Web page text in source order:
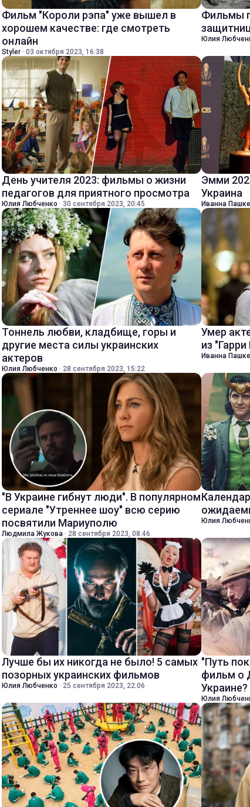
Фильм "Короли рэпа" уже вышел в
хорошем качестве: где смотреть
онлайн
Styler · 03 октября 2023, 16:38
Фильмы
Юлия
День учителя 2023: фильмы о жизни
педагогов для приятного просмотра
Юлия Любченко · 30 сентября 2023, 20:45
Эмми
Украина
Иванна
Тоннель любви, кладбище, горы и
другие места силы украинских
актеров
Юлия Любченко · 28 сентября 2023, 15:22
Умер
из
Иванна
"В Украине гибнут люди". В популярном
сериале "Утреннее шоу" всю серию
посвятили Мариуполю
Людмила Жукова · 28 сентября 2023, 08:46
Юлия
Лучше бы их никогда не было! 5 самых
позорных украинских фильмов
Юлия Любченко · 25 сентября 2023, 22:06
"Путь
фильм о
Украине?
Юлия